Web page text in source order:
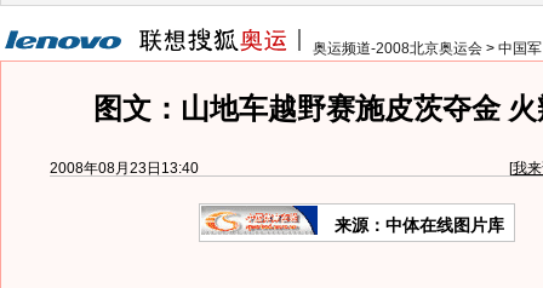
奥运频道-2008北京奥运会 > 中国
图文：山地车越野赛施皮茨夺金
2008年08月23日13:40 [我
来源：中体在线图片库